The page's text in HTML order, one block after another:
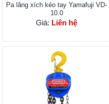
Pa lăng xích kéo tay Yamafuji VD-
10.0
Giá: Liên hệ